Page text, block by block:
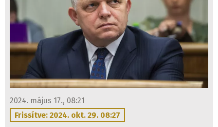
2024. május 17., 08:21
Frissítve: 2024. okt. 29. 08:27